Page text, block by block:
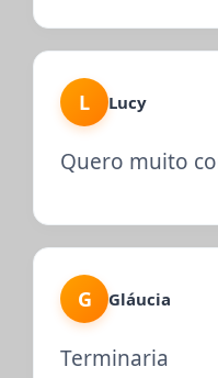
L Lucy
Quero muito
G Gláucia
Terminaria